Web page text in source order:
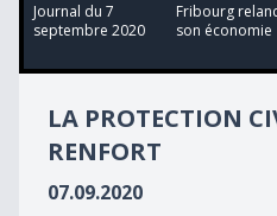
14
minutes,
seconds
Journal du 7
septembre 2020
Fribourg
son économie
LA PROTECTION
RENFORT
07.09.2020